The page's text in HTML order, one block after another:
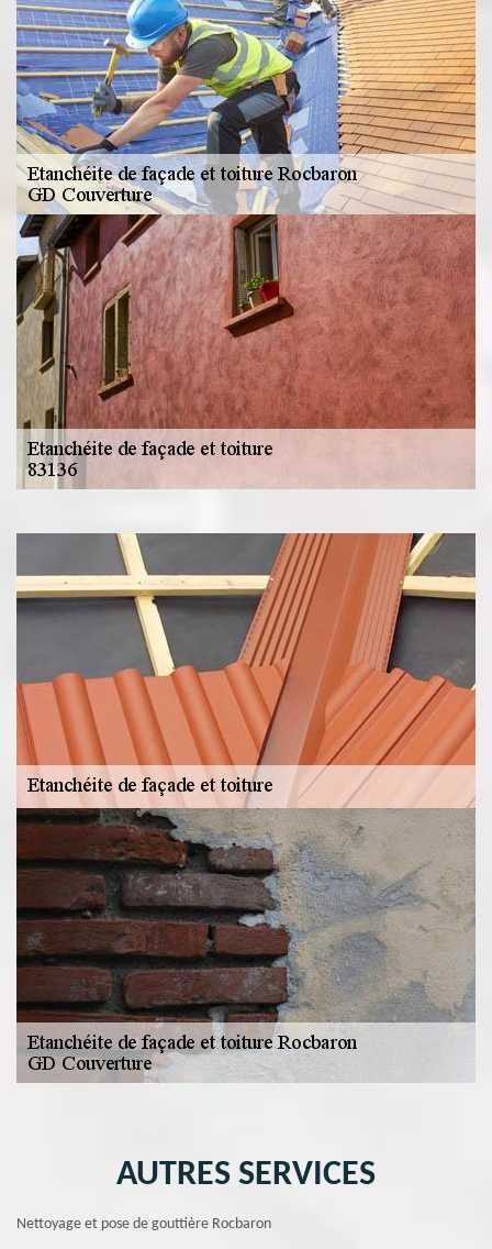
AUTRES SERVICES
Nettoyage et pose de gouttière Rocbaron